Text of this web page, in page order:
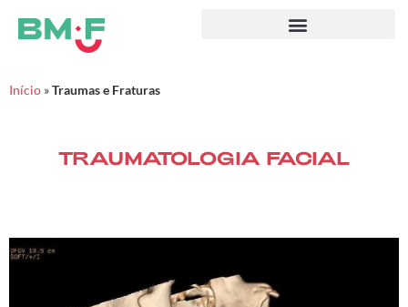
Início »Traumas e Fraturas
TRAUMATOLOGIA FACIAL